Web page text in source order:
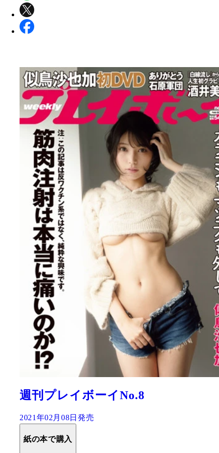
週刊プレイボーイNo.8
2021年02月08日発売
紙の本で購入